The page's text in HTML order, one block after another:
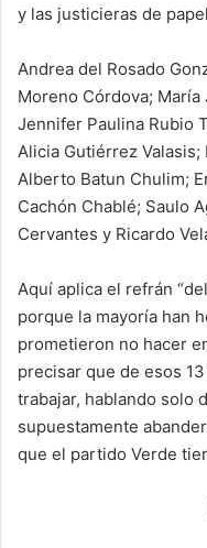
y las justicieras de
Andrea del Rosado
Moreno Córdova; María
Jennifer Paulina Rubio
Alicia Gutiérrez
Alberto Batun Chulim;
Cachón Chablé; Saulo
Cervantes y Ricardo
Aquí aplica el refrán
porque la mayoría han
prometieron no hacer
precisar que de esos
trabajar, hablando solo
supuestamente
que el partido Verde